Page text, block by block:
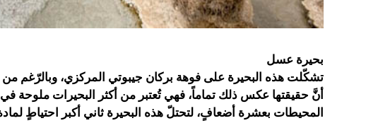
بحيرة عسل
تشكّلت هذه البحيرة على فوهة بركان جيبوتي المركزي، وبالرّغم
أنَّ حقيقتها عكس ذلك تماماً، فهي تُعتبر من أكثر البحيرات ملوحة في
المحيطات بعشرة أضعافٍ، لتحتلّ هذه البحيرة ثاني أكبر احتياطٍ